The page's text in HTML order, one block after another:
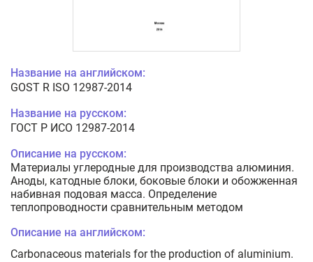
Название на английском:
GOST R ISO 12987-2014
Название на русском:
ГОСТ Р ИСО 12987-2014
Описание на русском:
Материалы углеродные для производства алюминия.
Аноды, катодные блоки, боковые блоки и обожженная
набивная подовая масса. Определение
теплопроводности сравнительным методом
Описание на английском:
Carbonaceous materials for the production of aluminium.